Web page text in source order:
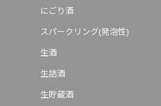
にごり酒
スパークリング(発泡性)
生酒
生詰酒
生貯蔵酒